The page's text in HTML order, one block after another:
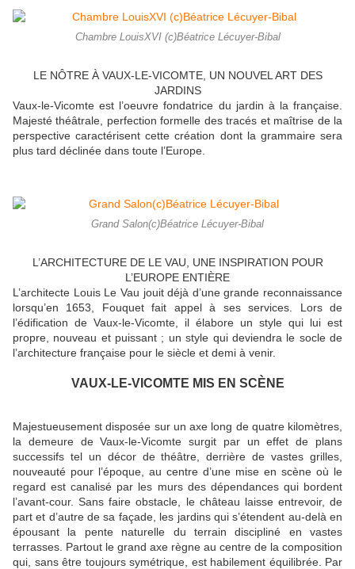
Chambre LouisXVI (c)Béatrice Lécuyer-Bibal
LE NÔTRE À VAUX-LE-VICOMTE, UN NOUVEL ART DES
JARDINS
Vaux-le-Vicomte est l’oeuvre fondatrice du jardin à la française.
Majesté théâtrale, perfection formelle des tracés et maîtrise de la
perspective caractérisent cette création dont la grammaire sera
plus tard déclinée dans toute l’Europe.
Grand Salon(c)Béatrice Lécuyer-Bibal
L’ARCHITECTURE DE LE VAU, UNE INSPIRATION POUR
L’EUROPE ENTIÈRE
L’architecte Louis Le Vau jouit déjà d’une grande reconnaissance
lorsqu’en 1653, Fouquet fait appel à ses services. Lors de
l’édification de Vaux-le-Vicomte, il élabore un style qui lui est
propre, nouveau et puissant ; un style qui deviendra le socle de
l’architecture française pour le siècle et demi à venir.
VAUX-LE-VICOMTE MIS EN SCÈNE
Majestueusement disposée sur un axe long de quatre kilomètres,
la demeure de Vaux-le-Vicomte surgit par un effet de plans
successifs tel un décor de théâtre, derrière de vastes grilles,
nouveauté pour l’époque, au centre d’une mise en scène où le
regard est canalisé par les murs des dépendances qui bordent
l’avant-cour. Sans faire obstacle, le château laisse entrevoir, de
part et d’autre de sa façade, les jardins qui s’étendent au-delà en
épousant la pente naturelle du terrain discipliné en vastes
terrasses. Partout le grand axe règne au centre de la composition
qui, sans être toujours symétrique, est habilement équilibrée. Par